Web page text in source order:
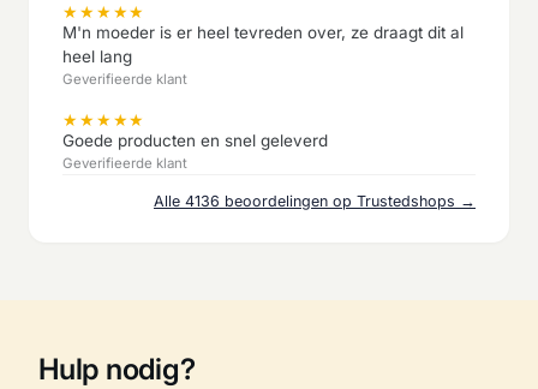
★★★★★
M'n moeder is er heel tevreden over, ze draagt dit al
heel lang
Geverifieerde klant
★★★★★
Goede producten en snel geleverd
Geverifieerde klant
Alle 4136 beoordelingen op Trustedshops →
Hulp nodig?